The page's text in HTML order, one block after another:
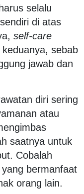
selalu
di atas
self-care
sebab
jawab dan
diri sering
atau
saatnya untuk
Cobalah
bermanfaat
orang lain.